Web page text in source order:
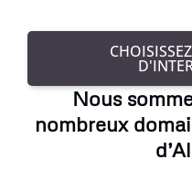
Nous
nombreux